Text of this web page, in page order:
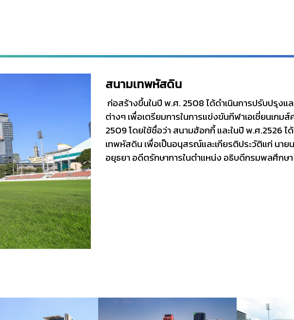
สนามเทพหัสดิน
ก่อสร้างขึ้นในปี พ.ศ. 2508 ได้ดำเนินการปรับปรุงแ
ต่างๆ เพื่อเตรียมการในการแข่งขันกีฬาเอเชี่ยนเกม
2509 โดยใช้ชื่อว่า สนามฮ้อกกี้ และในปี พ.ศ.2526 ไ
เทพหัสดิน เพื่อเป็นอนุสรณ์และเกียรติประวัติแก่ นา
อยุธยา อดีตรักษาการในตำแหน่ง อธิบดีกรมพลศึกษา